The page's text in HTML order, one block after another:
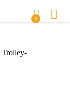
0
Trolley-